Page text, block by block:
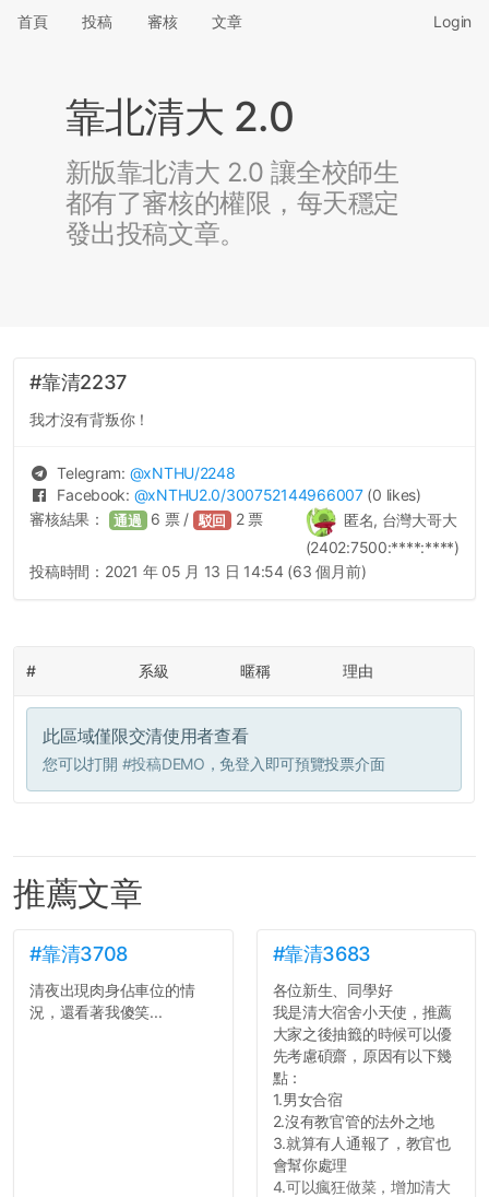
首頁 投稿 審核 文章 Login
靠北清大 2.0
新版靠北清大 2.0 讓全校師生
都有了審核的權限，每天穩定
發出投稿文章。
#靠清2237
我才沒有背叛你！
Telegram: @xNTHU/2248
Facebook: @xNTHU2.0/300752144966007 (0 likes)
匿名, 台灣大哥大
(2402:7500:****:****)
審核結果： 通過 6 票 / 駁回 2票
投稿時間： 2021 年 05 月 13 日 14:54 (63 個月前)
# 系級 暱稱 理由
此區域僅限交清使用者查看
您可以打開 #投稿DEMO ，免登入即可預覽投票介面
推薦文章
#靠清3708
清夜出現肉身佔車位的情
況，還看著我傻笑...
#靠清3683
各位新生、同學好
我是清大宿舍小天使，推薦
大家之後抽籤的時候可以優
先考慮碩齋，原因有以下幾
點：
1.男女合宿
2.沒有教官管的法外之地
3.就算有人通報了，教官也
會幫你處理
4.可以瘋狂做菜，增加清大